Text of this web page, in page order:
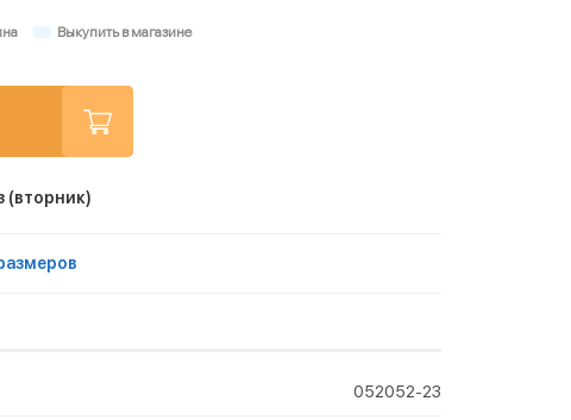
Выкупить в магазине
(вторник)
052052-23